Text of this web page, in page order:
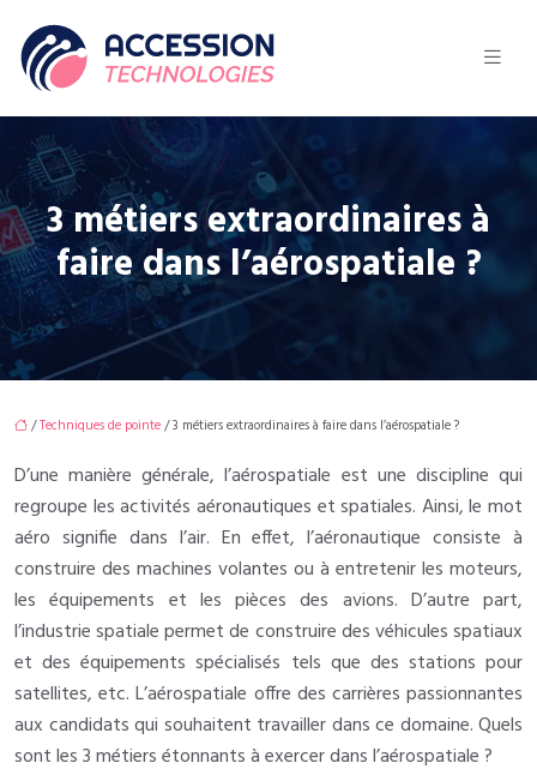
3 métiers extraordinaires à
faire dans l’aérospatiale ?
/Techniques de pointe/ 3 métiers extraordinaires à faire dans l’aérospatiale ?
D’une manière générale, l’aérospatiale est une discipline qui
regroupe les activités aéronautiques et spatiales. Ainsi, le mot
aéro signifie dans l’air. En effet, l’aéronautique consiste à
construire des machines volantes ou à entretenir les moteurs,
les équipements et les pièces des avions. D’autre part,
l’industrie spatiale permet de construire des véhicules spatiaux
et des équipements spécialisés tels que des stations pour
satellites, etc. L’aérospatiale offre des carrières passionnantes
aux candidats qui souhaitent travailler dans ce domaine. Quels
sont les 3 métiers étonnants à exercer dans l’aérospatiale ?